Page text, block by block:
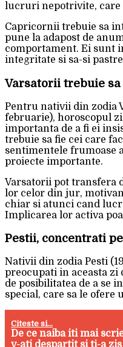
lucruri nepotrivite, care
Capricornii trebuie sa
pune la adapost de
comportament. Ei sunt
integritate si sa-si
Varsatorii trebuie
Pentru nativii din zodia
februarie), horoscopul
importanta de a fi ei
trebuie sa fie cei care
sentimentele frumoase
proiecte importante.
Varsatorii pot transfera
lor celor din jur,
chiar si atunci cand
Implicarea lor activa
Pestii, concentrati
Nativii din zodia Pesti
preocupati in aceasta zi
de posibilitatea de a se
special, care sa le ofere
Citeste si...
De ce naiba iti mai
v-ati despartit si ti-a